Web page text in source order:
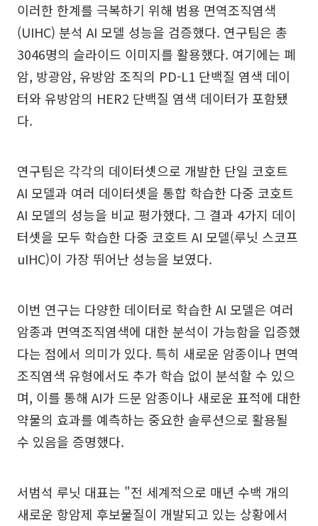
이러한 한계를 극복하기 위해 범용 면역조직염색
(UIHC) 분석 AI 모델 성능을 검증했다. 연구팀은 총
3046명의 슬라이드 이미지를 활용했다. 여기에는 폐
암, 방광암, 유방암 조직의 PD-L1 단백질 염색 데이
터와 유방암의 HER2 단백질 염색 데이터가 포함됐
다.
연구팀은 각각의 데이터셋으로 개발한 단일 코호트
AI 모델과 여러 데이터셋을 통합 학습한 다중 코호트
AI 모델의 성능을 비교 평가했다. 그 결과 4가지 데이
터셋을 모두 학습한 다중 코호트 AI 모델(루닛 스코프
uIHC)이 가장 뛰어난 성능을 보였다.
이번 연구는 다양한 데이터로 학습한 AI 모델은 여러
암종과 면역조직염색에 대한 분석이 가능함을 입증했
다는 점에서 의미가 있다. 특히 새로운 암종이나 면역
조직염색 유형에서도 추가 학습 없이 분석할 수 있으
며, 이를 통해 AI가 드문 암종이나 새로운 표적에 대한
약물의 효과를 예측하는 중요한 솔루션으로 활용될
수 있음을 증명했다.
서범석 루닛 대표는 "전 세계적으로 매년 수백 개의
새로운 항암제 후보물질이 개발되고 있는 상황에서